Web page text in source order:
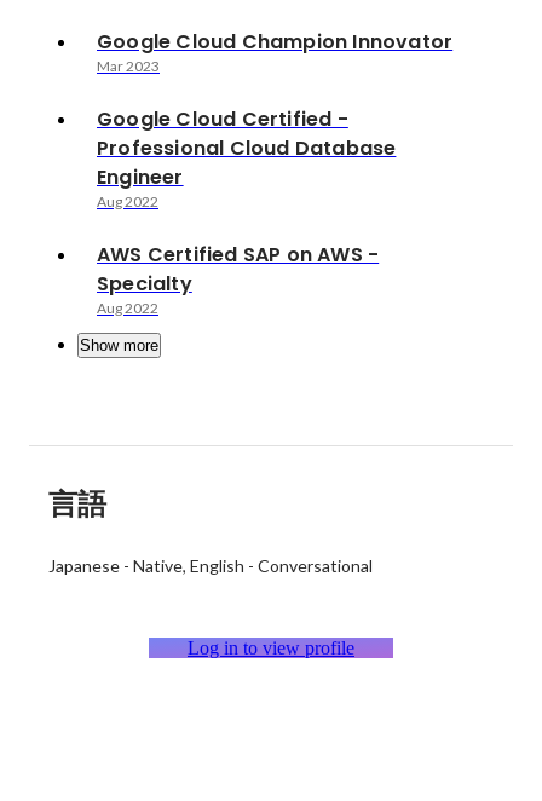
Google Cloud Champion Innovator
Mar 2023
Google Cloud Certified -
Professional Cloud Database
Engineer
Aug 2022
AWS Certified SAP on AWS -
Specialty
Aug 2022
Show more
言語
Japanese - Native English - Conversational
Log in to view profile